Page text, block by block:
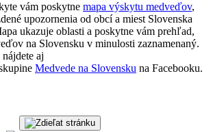
vám poskytne mapa výskytu medveďov,
upozornenia od obcí a miest Slovenska
ukazuje oblasti a poskytne vám prehľad,
na Slovensku v minulosti zaznamenaný.
aj
Medvede na Slovensku na Facebooku.